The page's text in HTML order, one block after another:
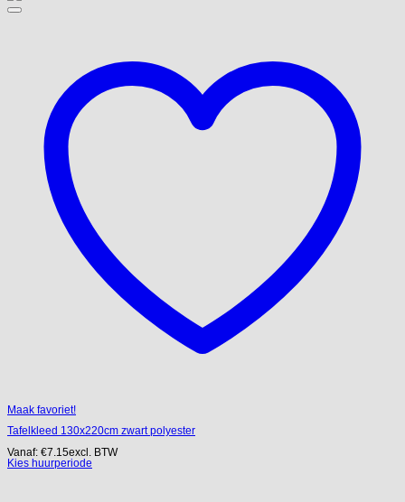
Maak favoriet!
Tafelkleed 130x220cm zwart polyester
Vanaf: €7.15excl. BTW
Kies huurperiode